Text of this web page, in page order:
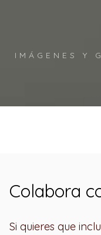
IMÁGENES Y
Colabora
Si quieres que